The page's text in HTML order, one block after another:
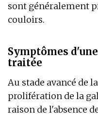
sont généralement
couloirs.
Symptômes
traitée
Au stade avancé de
prolifération de la
raison de l'absence